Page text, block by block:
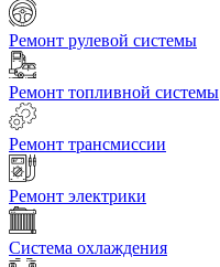
Ремонт рулевой системы
Ремонт топливной системы
Ремонт трансмиссии
Ремонт электрики
Система охлаждения